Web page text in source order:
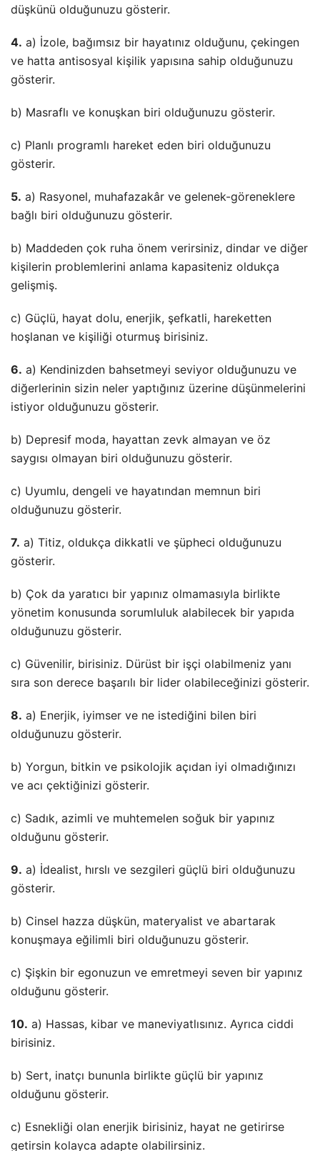
düşkünü olduğunuzu gösterir.
4. a) İzole, bağımsız bir hayatınız olduğunu, çekingen
ve hatta antisosyal kişilik yapısına sahip olduğunuzu
gösterir.
b) Masraflı ve konuşkan biri olduğunuzu gösterir.
c) Planlı programlı hareket eden biri olduğunuzu
gösterir.
5. a) Rasyonel, muhafazakâr ve gelenek-göreneklere
bağlı biri olduğunuzu gösterir.
b) Maddeden çok ruha önem verirsiniz, dindar ve diğer
kişilerin problemlerini anlama kapasiteniz oldukça
gelişmiş.
c) Güçlü, hayat dolu, enerjik, şefkatli, hareketten
hoşlanan ve kişiliği oturmuş birisiniz.
6. a) Kendinizden bahsetmeyi seviyor olduğunuzu ve
diğerlerinin sizin neler yaptığınız üzerine düşünmelerini
istiyor olduğunuzu gösterir.
b) Depresif moda, hayattan zevk almayan ve öz
saygısı olmayan biri olduğunuzu gösterir.
c) Uyumlu, dengeli ve hayatından memnun biri
olduğunuzu gösterir.
7. a) Titiz, oldukça dikkatli ve şüpheci olduğunuzu
gösterir.
b) Çok da yaratıcı bir yapınız olmamasıyla birlikte
yönetim konusunda sorumluluk alabilecek bir yapıda
olduğunuzu gösterir.
c) Güvenilir, birisiniz. Dürüst bir işçi olabilmeniz yanı
sıra son derece başarılı bir lider olabileceğinizi gösterir.
8. a) Enerjik, iyimser ve ne istediğini bilen biri
olduğunuzu gösterir.
b) Yorgun, bitkin ve psikolojik açıdan iyi olmadığınızı
ve acı çektiğinizi gösterir.
c) Sadık, azimli ve muhtemelen soğuk bir yapınız
olduğunu gösterir.
9. a) İdealist, hırslı ve sezgileri güçlü biri olduğunuzu
gösterir.
b) Cinsel hazza düşkün, materyalist ve abartarak
konuşmaya eğilimli biri olduğunuzu gösterir.
c) Şişkin bir egonuzun ve emretmeyi seven bir yapınız
olduğunu gösterir.
10. a) Hassas, kibar ve maneviyatlısınız. Ayrıca ciddi
birisiniz.
b) Sert, inatçı bununla birlikte güçlü bir yapınız
olduğunu gösterir.
c) Esnekliği olan enerjik birisiniz, hayat ne getirirse
getirsin kolayca adapte olabilirsiniz.